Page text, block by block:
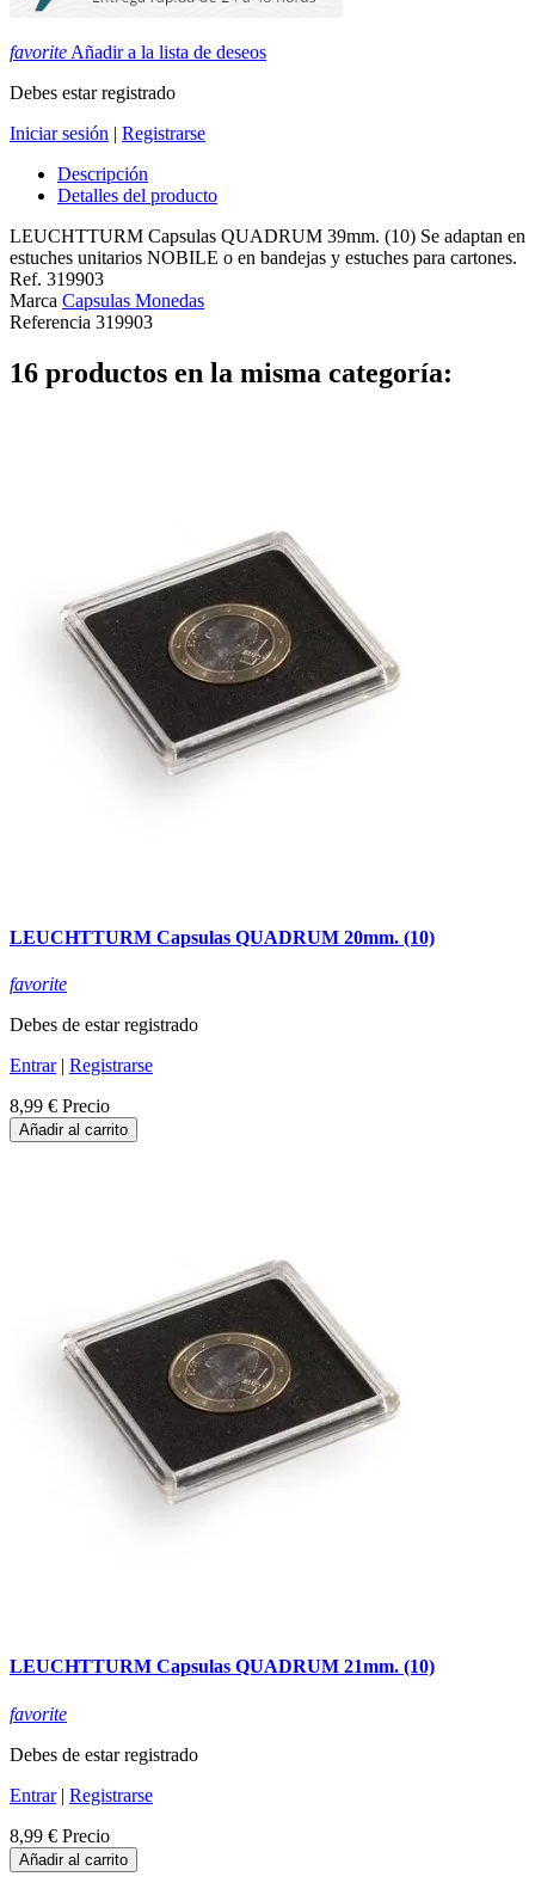
favorite Añadir a la lista de deseos
Debes estar registrado
Iniciar sesión | Registrarse
Descripción
Detalles del producto
LEUCHTTURM Capsulas QUADRUM 39mm. (10) Se adaptan en
estuches unitarios NOBILE o en bandejas y estuches para cartones.
Ref. 319903
Marca Capsulas Monedas
Referencia 319903
16 productos en la misma categoría:
LEUCHTTURM Capsulas QUADRUM 20mm. (10)
favorite
Debes de estar registrado
Entrar| Registrarse
8,99 € Precio
Añadir al carrito
LEUCHTTURM Capsulas QUADRUM 21mm. (10)
favorite
Debes de estar registrado
Entrar| Registrarse
8,99 € Precio
Añadir al carrito